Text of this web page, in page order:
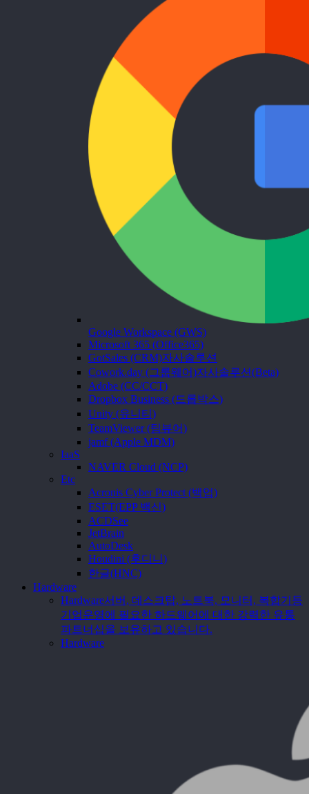
Google Workspace (GWS)
Microsoft 365 (Office365)
GotSales (CRM)자사솔루션
Cowork.day (그룹웨어)자사솔루션(Beta)
Adobe (CC/CCT)
Dropbox Business (드롭박스)
Unity (유니티)
TeamViewer (팀뷰어)
jamf (Apple MDM)
IaaS
NAVER Cloud (NCP)
Etc
Acronis Cyber Protect (백업)
ESET(EPP 백신)
ACDSee
JetBrain
AutoDesk
Houdini (후디니)
한글(HNC)
Hardware
Hardware서버, 데스크탑, 노트북, 모니터, 복합기등
기업운영에 필요한 하드웨어에 대한 강력한 유통
파트너십을 보유하고 있습니다.
Hardware